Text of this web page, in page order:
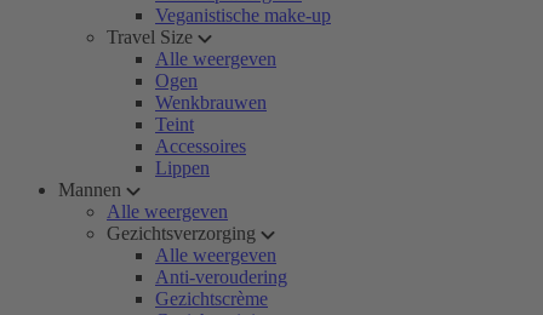
Veganistische make-up
Travel Size
Alle weergeven
Ogen
Wenkbrauwen
Teint
Accessoires
Lippen
Mannen
Alle weergeven
Gezichtsverzorging
Alle weergeven
Anti-veroudering
Gezichtscrème